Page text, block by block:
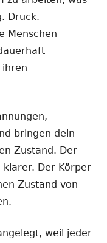
Druck.
Menschen
ihren
bringen dein
Zustand. Der
Der Körper
Zustand von
weil jeder